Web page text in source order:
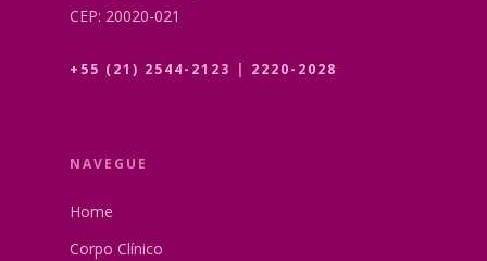
CEP: 20020-021
+55 (21) 2544-2123 | 2220-2028
NAVEGUE
Home
Corpo Clínico